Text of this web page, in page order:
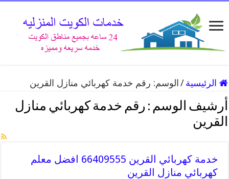
الرئيسية / الوسم: رقم خدمة كهربائي منازل القرين
أرشيف الوسم : رقم خدمة كهربائي منازل
القرين
خدمة كهربائي القرين 66409555 افضل معلم
كهربائي منازل القرين